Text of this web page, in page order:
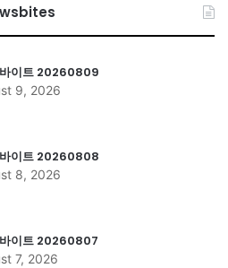
이트 20260809
9, 2026
이트 20260808
8, 2026
이트 20260807
7, 2026